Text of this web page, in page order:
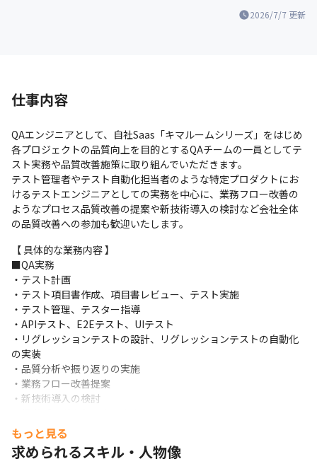
2026/7/7 更新
仕事内容
QAエンジニアとして、自社Saas「キマルームシリーズ」をはじめ
各プロジェクトの品質向上を目的とするQAチームの一員としてテ
スト実務や品質改善施策に取り組んでいただきます。
テスト管理者やテスト自動化担当者のような特定プロダクトにお
けるテストエンジニアとしての実務を中心に、業務フロー改善の
ようなプロセス品質改善の提案や新技術導入の検討など会社全体
の品質改善への参加も歓迎いたします。
【 具体的な業務内容 】
■QA実務
・テスト計画
・テスト項目書作成、項目書レビュー、テスト実施
・テスト管理、テスター指導
・APIテスト、E2Eテスト、UIテスト
・リグレッションテストの設計、リグレッションテストの自動化
の実装
・品質分析や振り返りの実施
・業務フロー改善提案
・新技術導入の検討
【テストエンジニアとしてのキャリア】
テスト技術を追求するキャリア（JSTQB_ALにおけるテストアナ
もっと見る
求められるスキル・人物像